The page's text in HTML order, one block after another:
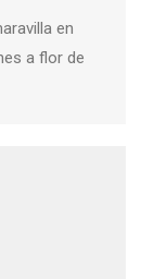
en
a flor de